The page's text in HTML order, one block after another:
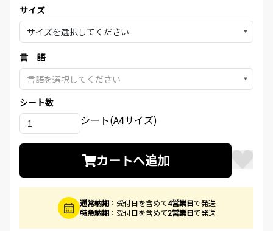
サイズ
▼
言 語
▼
シート数
シート(A4サイズ)
カートへ追加
通常納期：受付日を含めて4営業日で発送
特急納期：受付日を含めて2営業日で発送